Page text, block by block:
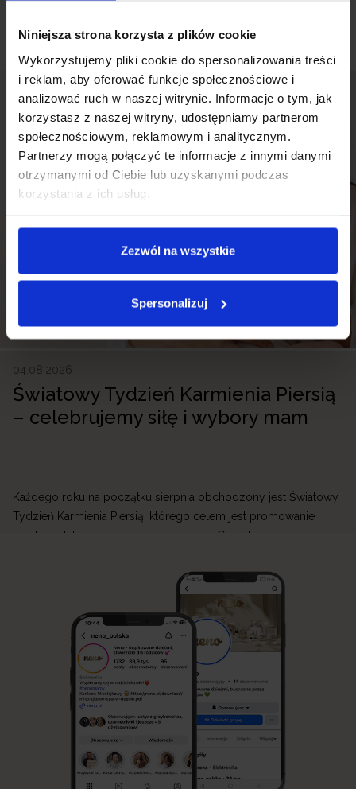
Niniejsza strona korzysta z plików cookie
Wykorzystujemy pliki cookie do spersonalizowania treści
i reklam, aby oferować funkcje społecznościowe i
analizować ruch w naszej witrynie. Informacje o tym, jak
korzystasz z naszej witryny, udostępniamy partnerom
społecznościowym, reklamowym i analitycznym.
Partnerzy mogą połączyć te informacje z innymi danymi
otrzymanymi od Ciebie lub uzyskanymi podczas
korzystania z ich usług.
Zezwól na wszystkie
Spersonalizuj
Blog Neno
04.08.2026
Światowy Tydzień Karmienia Piersią
– celebrujemy siłę i wybory mam
Każdego roku na początku sierpnia obchodzony jest Światowy
Tydzień Karmienia Piersią, którego celem jest promowanie
wiedzy o laktacji oraz wspieranie mam. Choć karmienie piersią
mogą być wymagające. W Neno wierzymy, że każda mama
zasługuje na wsparcie, dlatego tworzymy produkty, które
ułatwiają przygodę z laktacją i sprawiają, że codzienne […]